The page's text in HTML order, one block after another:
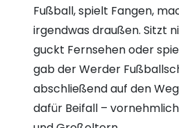
Fußball, spielt Fangen,
irgendwas draußen. Sitzt
guckt Fernsehen oder
gab der Werder
abschließend auf den
dafür Beifall –